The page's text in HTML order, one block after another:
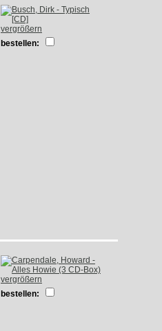
vergrößern
bestellen:
vergrößern
bestellen: